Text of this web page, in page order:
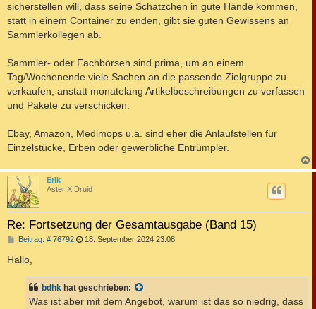
sicherstellen will, dass seine Schätzchen in gute Hände kommen,
statt in einem Container zu enden, gibt sie guten Gewissens an
Sammlerkollegen ab.
Sammler- oder Fachbörsen sind prima, um an einem
Tag/Wochenende viele Sachen an die passende Zielgruppe zu
verkaufen, anstatt monatelang Artikelbeschreibungen zu verfassen
und Pakete zu verschicken.
Ebay, Amazon, Medimops u.ä. sind eher die Anlaufstellen für
Einzelstücke, Erben oder gewerbliche Entrümpler.
a
Erik
AsterIX Druid
Re: Fortsetzung der Gesamtausgabe (Band 15)
Beitrag: # 76792B
r
a
18. September 2024 23:08
Hallo,
bdhk hat geschrieben:
Was ist aber mit dem Angebot, warum ist das so niedrig, dass